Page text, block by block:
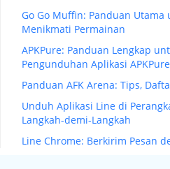
Go Go Muffin: Panduan
Menikmati Permainan
APKPure: Panduan Lengkap
Pengunduhan Aplikasi APKPure
Panduan AFK Arena: Tips,
Unduh Aplikasi Line di
Langkah-demi-Langkah
Line Chrome: Berkirim Pesan